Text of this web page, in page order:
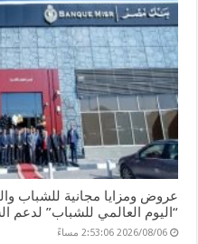
عروض ومزايا مجانية للشباب
“اليوم العالمي للشباب” لدعم
2026/08/06 2:53:06 مساءً